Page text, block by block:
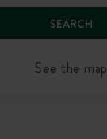
SEARCH
See the map